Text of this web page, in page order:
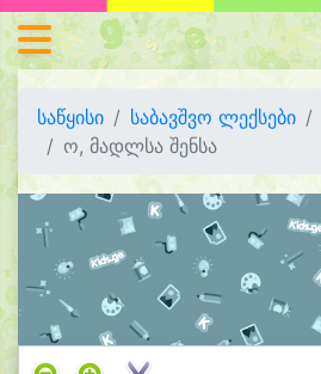
საწყისი საბავშვო ლექსები
ო, მადლსა შენსა